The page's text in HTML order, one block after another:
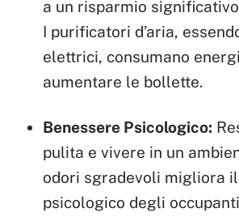
a un risparmio
I purificatori d’aria,
elettrici, consumano
aumentare le bollette.
Benessere Psicologico:
pulita e vivere in un
odori sgradevoli migliora
psicologico degli